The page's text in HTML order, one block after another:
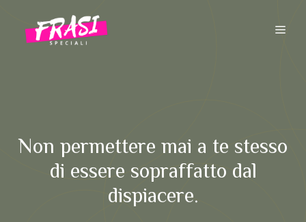
contenuto
Non permettere mai a te stesso
di essere sopraffatto dal
dispiacere.